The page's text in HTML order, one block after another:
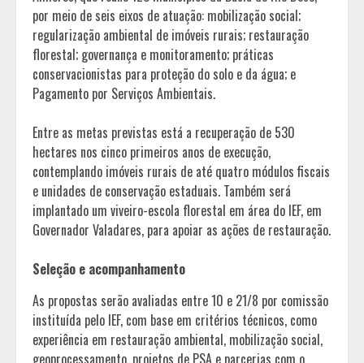
por meio de seis eixos de atuação: mobilização social;
regularização ambiental de imóveis rurais; restauração
florestal; governança e monitoramento; práticas
conservacionistas para proteção do solo e da água; e
Pagamento por Serviços Ambientais.
Entre as metas previstas está a recuperação de 530
hectares nos cinco primeiros anos de execução,
contemplando imóveis rurais de até quatro módulos fiscais
e unidades de conservação estaduais. Também será
implantado um viveiro-escola florestal em área do IEF, em
Governador Valadares, para apoiar as ações de restauração.
Seleção e acompanhamento
As propostas serão avaliadas entre 10 e 21/8 por comissão
instituída pelo IEF, com base em critérios técnicos, como
experiência em restauração ambiental, mobilização social,
geoprocessamento, projetos de PSA e parcerias com o